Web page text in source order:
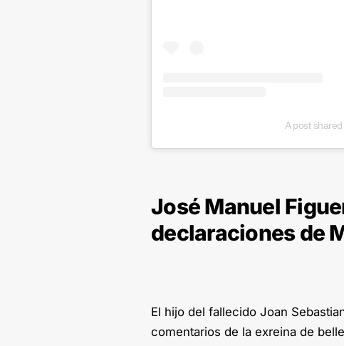
A post
José Manuel
declaraciones de
El hijo del fallecido Joan
comentarios de la exreina de